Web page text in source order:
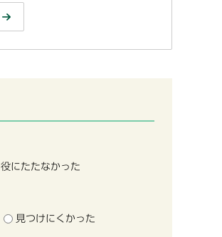
役にたたなかった
見つけにくかった